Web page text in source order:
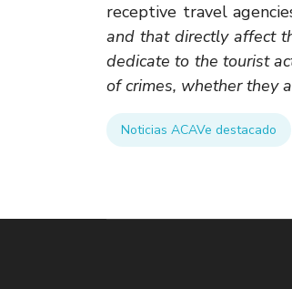
receptive travel
and that directly affect
dedicate to the tourist
of crimes, whether they
Noticias ACAVe destacado